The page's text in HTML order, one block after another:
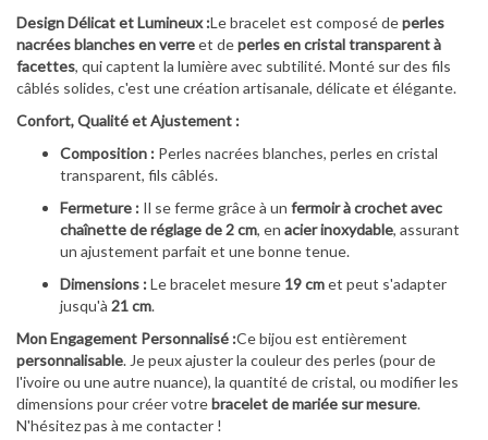
Design Délicat et Lumineux :Le bracelet est composé deperles
nacrées blanches en verreet deperles en cristal transparent à
facettes, qui captent la lumière avec subtilité. Monté sur des fils
câblés solides, c'est une création artisanale, délicate et élégante.
Confort, Qualité et Ajustement :
Composition : Perles nacrées blanches, perles en cristal
transparent, fils câblés.
Fermeture : Il se ferme grâce à un fermoir à crochet avec
chaînette de réglage de 2 cm, en acier inoxydable, assurant
un ajustement parfait et une bonne tenue.
Dimensions :Le bracelet mesure 19 cmet peut s'adapter
jusqu'à 21 cm.
Mon Engagement Personnalisé :Ce bijou est entièrement
personnalisable. Je peux ajuster la couleur des perles (pour de
l'ivoire ou une autre nuance), la quantité de cristal, ou modifier les
dimensions pour créer votrebracelet de mariée sur mesure.
N'hésitez pas à me contacter !